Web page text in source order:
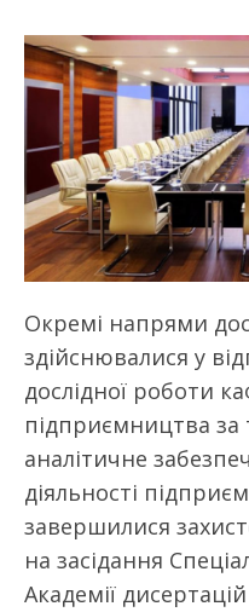
Окремі напрями
здійснювалися у
дослідної роботи
підприємництва
аналітичне
діяльності
завершилися
на засідання
Академії